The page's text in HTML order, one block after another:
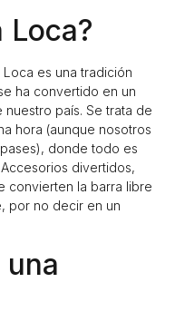
Loca?
es una tradición
ha convertido en un
país. Se trata de
hora (aunque nosotros
donde todo es
divertidos,
convierten la barra libre
por no decir en un